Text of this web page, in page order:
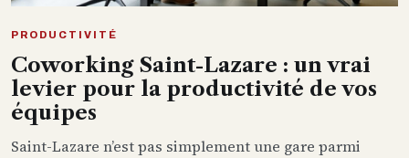
PRODUCTIVITÉ
Coworking Saint-Lazare : un vrai
levier pour la productivité de vos
équipes
Saint-Lazare n’est pas simplement une gare parmi